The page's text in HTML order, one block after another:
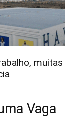
muitas
Vaga